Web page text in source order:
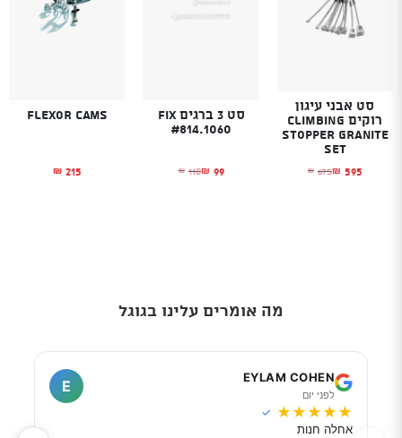
סט אבני עיגון
רוקים CLIMBING
STOPPER Granite
Set
₪ 675
המחיר המקורי היה: ₪675.₪ 595 המחיר הנוכחי הוא: ₪595.
סט 3 ברגים Fix
#814.1060
₪ 110
המחיר המקורי היה: ₪110.₪ 99 המחיר הנוכחי הוא: ₪99.
Flexor cams
₪ 215
מה אומרים עלינו בגוגל
EYLAM COHEN
לפני יום
E
★
★
★
★
★
✓
אחלה חנות